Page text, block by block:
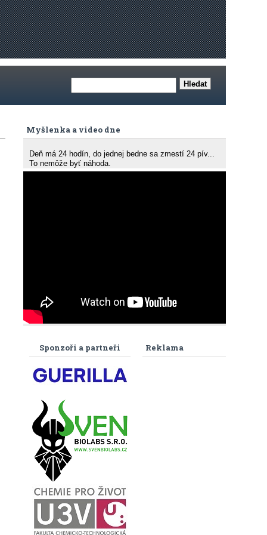
Myšlenka a video dne
Deň má 24 hodín, do jednej bedne sa zmestí 24 pív...
To nemôže byť náhoda.
Reklama
Sponzoři a partneři